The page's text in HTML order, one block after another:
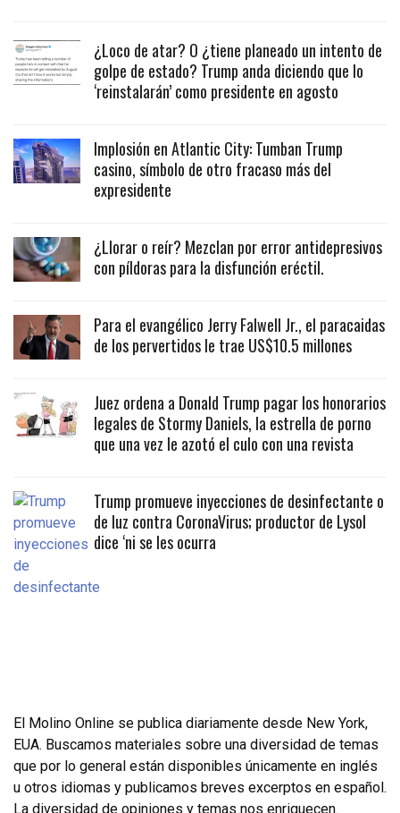
¿Loco de atar? O ¿tiene planeado un intento de
golpe de estado? Trump anda diciendo que lo
‘reinstalarán’ como presidente en agosto
Implosión en Atlantic City: Tumban Trump
casino, símbolo de otro fracaso más del
expresidente
¿Llorar o reír? Mezclan por error antidepresivos
con píldoras para la disfunción eréctil.
Para el evangélico Jerry Falwell Jr., el paracaidas
de los pervertidos le trae US$10.5 millones
Juez ordena a Donald Trump pagar los honorarios
legales de Stormy Daniels, la estrella de porno
que una vez le azotó el culo con una revista
Trump promueve inyecciones de desinfectante o
de luz contra CoronaVirus; productor de Lysol
dice ‘ni se les ocurra
El Molino Online se publica diariamente desde New York,
EUA. Buscamos materiales sobre una diversidad de temas
que por lo general están disponibles únicamente en inglés
u otros idiomas y publicamos breves excerptos en español.
La diversidad de opiniones y temas nos enriquecen.